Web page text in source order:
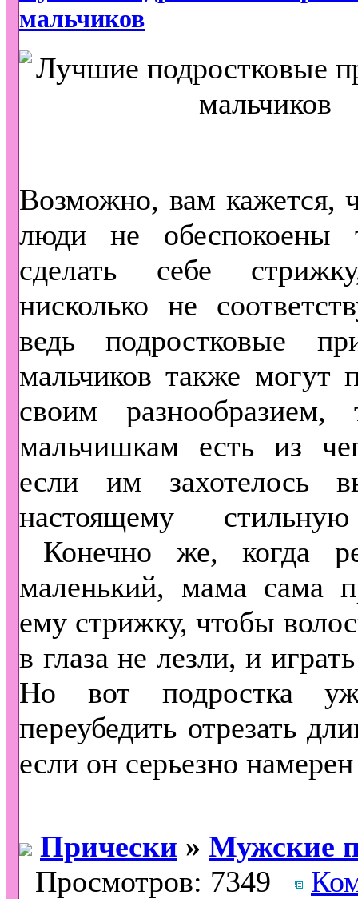
мальчиков
Возможно, вам кажется,
люди не обеспокоены
сделать себе
нисколько не
ведь подростковые
мальчиков также могут
своим
мальчишкам есть из
если им захотелось
настоящему
Конечно же, когда
маленький, мама сама
ему стрижку, чтобы
в глаза не лезли, и
Но вот подростка
переубедить отрезать
если он серьезно
Прически » Мужские
Просмотров: 7349